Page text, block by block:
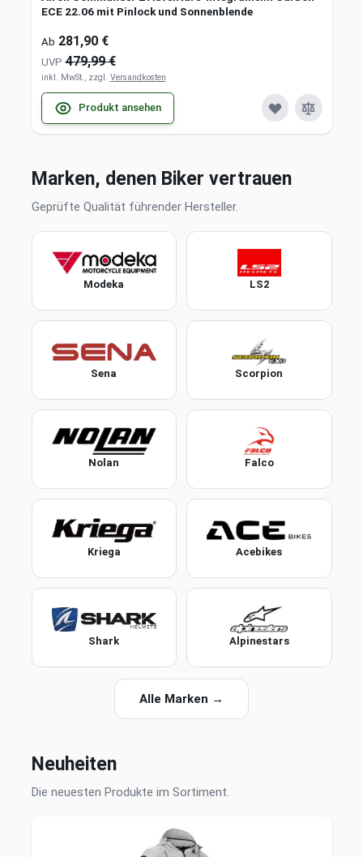
ECE 22.06 mit Pinlock und Sonnenblende
Ab 281,90 €
UVP 479,99 €
inkl. MwSt., zzgl. Versandkosten
Produkt ansehen
Marken, denen Biker vertrauen
Geprüfte Qualität führender Hersteller.
Modeka LS2
Sena Scorpion
Nolan Falco
Kriega Acebikes
Shark Alpinestars
Alle Marken →
Neuheiten
Die neuesten Produkte im Sortiment.